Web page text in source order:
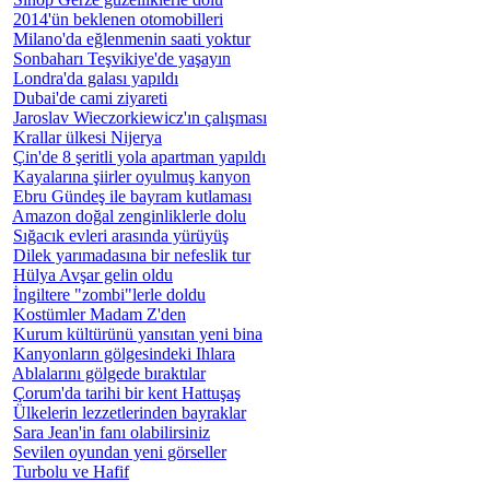
2014'ün beklenen otomobilleri
Milano'da eğlenmenin saati yoktur
Sonbaharı Teşvikiye'de yaşayın
Londra'da galası yapıldı
Dubai'de cami ziyareti
Jaroslav Wieczorkiewicz'ın çalışması
Krallar ülkesi Nijerya
Çin'de 8 şeritli yola apartman yapıldı
Kayalarına şiirler oyulmuş kanyon
Ebru Gündeş ile bayram kutlaması
Amazon doğal zenginliklerle dolu
Sığacık evleri arasında yürüyüş
Dilek yarımadasına bir nefeslik tur
Hülya Avşar gelin oldu
İngiltere "zombi"lerle doldu
Kostümler Madam Z'den
Kurum kültürünü yansıtan yeni bina
Kanyonların gölgesindeki Ihlara
Ablalarını gölgede bıraktılar
Çorum'da tarihi bir kent Hattuşaş
Ülkelerin lezzetlerinden bayraklar
Sara Jean'in fanı olabilirsiniz
Sevilen oyundan yeni görseller
Turbolu ve Hafif